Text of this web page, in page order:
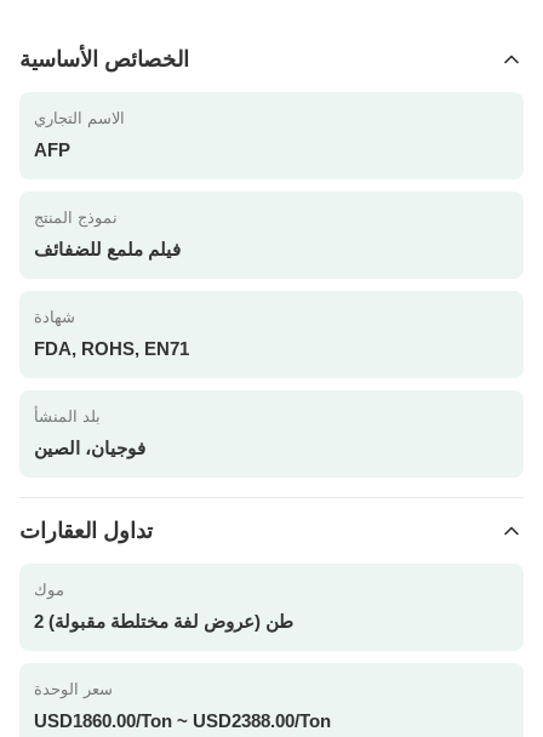
الخصائص الأساسية
الاسم التجاري
AFP
نموذج المنتج
فيلم ملمع للضفائف
شهادة
FDA, ROHS, EN71
بلد المنشأ
فوجيان، الصين
تداول العقارات
موك
2 طن (عروض لفة مختلطة مقبولة)
سعر الوحدة
USD1860.00/Ton ~ USD2388.00/Ton